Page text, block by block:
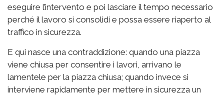
eseguire l’intervento e poi lasciare il tempo necessario
perché il lavoro si consolidi e possa essere riaperto al
traffico in sicurezza.
E qui nasce una contraddizione: quando una piazza
viene chiusa per consentire i lavori, arrivano le
lamentele per la piazza chiusa; quando invece si
interviene rapidamente per mettere in sicurezza un